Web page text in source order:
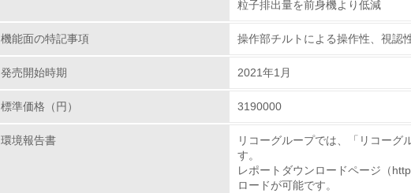
<L2> 環境負荷ができるだけ小さい物流を行っている
非該当（化学物質を使用していない）
17. <L1> 化学物質の使用量及び外部（大気・水・土壌）への排出量
<L2> 化学物質の使用量及び外部への排出量を把握し、具体的な
粒子排出量を前身機より低減
機能面の特記事項 操作部チルトによる操作性、視認
発売開始時期 2021年1月
標準価格（円） 3190000
環境報告書
リコーグループでは、「リコーグ
す。
レポートダウンロードページ（
ロードが可能です。